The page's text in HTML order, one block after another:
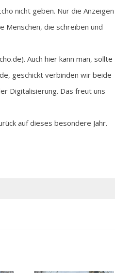
nicht geben. Nur die Anzeigen
Menschen, die schreiben und
Auch hier kann man, sollte
geschickt verbinden wir beide
Digitalisierung. Das freut uns
auf dieses besondere Jahr.